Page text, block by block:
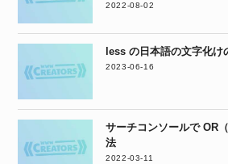
2022-08-02
less の日本語の文字化け
2023-06-16
サーチコンソールで OR
法
2022-03-11